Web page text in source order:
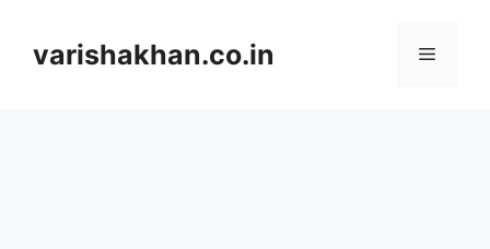
contentvarishakhan.co.in Menu